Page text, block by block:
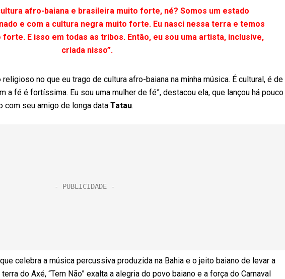
afro-baiana e brasileira muito forte, né? Somos um estado
e com a cultura negra muito forte. Eu nasci nessa terra e temos
E isso em todas as tribos. Então, eu sou uma artista, inclusive,
criada nisso”.
religioso no que eu trago de cultura afro-baiana na minha música. É cultural, é de
a fé é fortíssima. Eu sou uma mulher de fé”, destacou ela, que lançou há pouco
com seu amigo de longa data Tatau.
celebra a música percussiva produzida na Bahia e o jeito baiano de levar a
do Axé, “Tem Não” exalta a alegria do povo baiano e a força do Carnaval